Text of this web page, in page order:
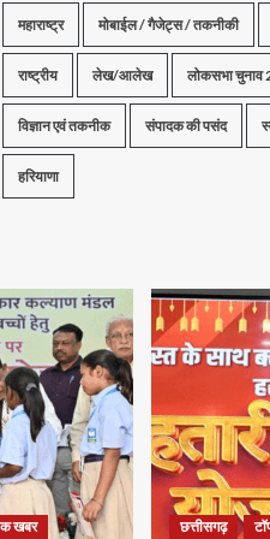
महाराष्ट्र मोबाईल / गैजेट्स / तकनीकी
राष्ट्रीय लेख/आलेख लोकसभा चुनाव
विज्ञान एवं तकनीक संपादक की पसंद
हरियाणा
खबर छत्तीसगढ़